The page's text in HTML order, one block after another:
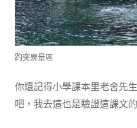
趵突泉景區
你還記得小學課本里老舍先
吧，我去這也是驗證這課文